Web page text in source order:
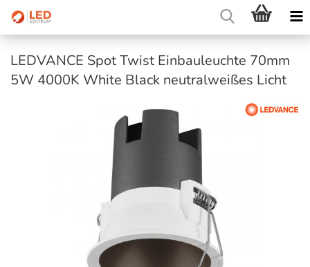
LEDVANCE Spot Twist Einbauleuchte 70mm
5W 4000K White Black neutralweißes Licht